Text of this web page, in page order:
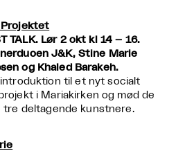
Projektet
TALK. Lør 2 okt kl 14 – 16.
J&K, Stine Marie
og Khaled Barakeh.
introduktion til et nyt socialt
i Mariakirken og mød de
deltagende kunstnere.